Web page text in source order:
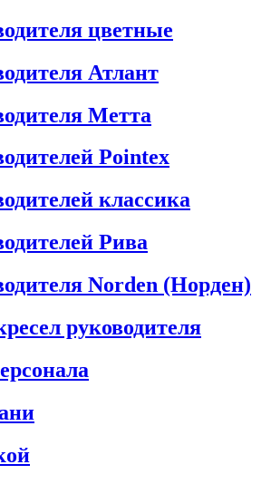
цветные
Атлант
Метта
Pointex
классика
Рива
Norden (Норден)
руководителя